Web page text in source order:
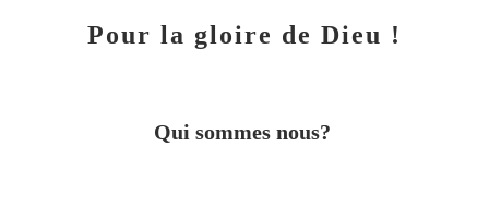
Pour la gloire de Dieu !
Qui sommes nous?